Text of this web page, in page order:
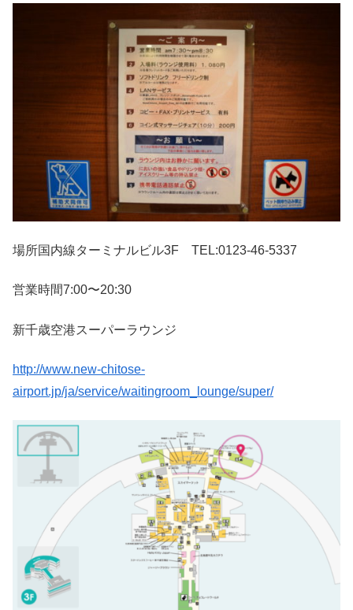
場所国内線ターミナルビル3F TEL:0123-46-5337
営業時間7:00〜20:30
新千歳空港スーパーラウンジ
http://www.new-chitose-
airport.jp/ja/service/waitingroom_lounge/super/